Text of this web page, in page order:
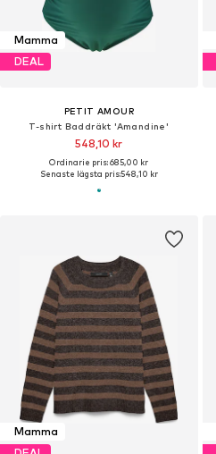
Mamma
DEAL
PETIT AMOUR
T-shirt Baddräkt 'Amandine'
548,10 kr
Ordinarie pris: 685,00 kr
Senaste lägsta pris:548,10 kr
Mamma